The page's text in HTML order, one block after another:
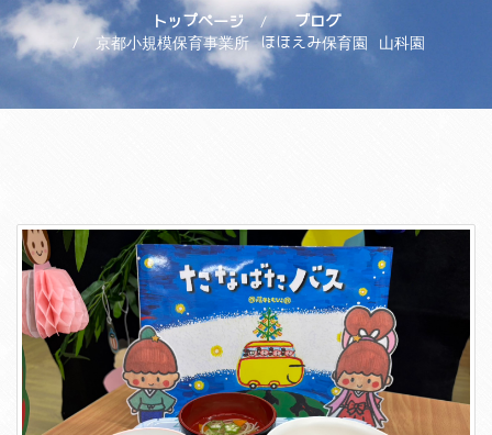
トップページ
ブログ
京都小規模保育事業所 ほほえみ保育園 山科園